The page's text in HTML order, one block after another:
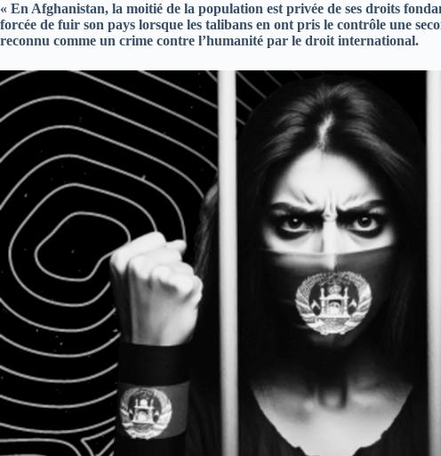
« En Afghanistan, la moitié de la population est privée de ses droits
forcée de fuir son pays lorsque les talibans en ont pris le contrôle une
reconnu comme un crime contre l’humanité par le droit international.